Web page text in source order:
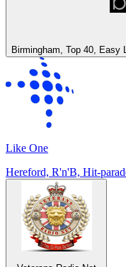
Birmingham, Top 40, Easy
Like One
Hereford, R'n'B, Hit-